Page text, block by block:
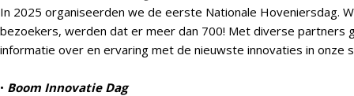
In 2025 organiseerden we de eerste Nationale Hoveniersdag.
bezoekers, werden dat er meer dan 700! Met diverse partners
informatie over en ervaring met de nieuwste innovaties in onze
• Boom Innovatie Dag